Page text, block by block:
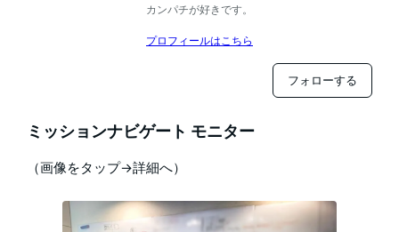
カンパチが好きです。
プロフィールはこちら
フォローする
ミッションナビゲート モニター
（画像をタップ→詳細へ）